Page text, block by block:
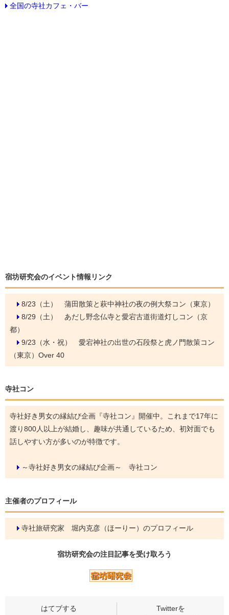
全国の寺社カフェ・バー
宿坊研究会のイベント情報リンク
8/23（土） 蒲田散策と萩中神社の夜の例大祭コン（東京）
8/29（土） あだし野念仏寺と愛宕古道街道灯しコン（京
都）
9/23（水・祝） 愛宕神社の出世の石段祭と虎ノ門散策コン
（東京）Over 40
寺社コン
寺社好き男女の縁結び企画『寺社コン』開催中。これまで17年に
渡り800人以上が結婚し、趣味が共通しているため、初対面でも
話しやすい方が多いのが特徴です。
～寺社好き男女の縁結び企画～ 寺社コン
主催者のプロフィール
寺社旅研究家 堀内克彦（ほーりー）のプロフィール
宿坊研究会の注目記事を受け取ろう